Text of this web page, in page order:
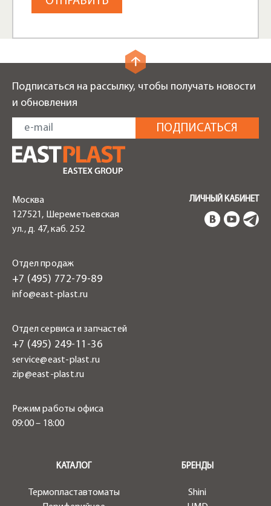
Подписаться на рассылку, чтобы получать новости
и обновления
Москва
127521, Шереметьевская
ул., д. 47, каб. 252
Отдел продаж
+7 (495) 772-79-89
info@east-plast.ru
Отдел сервиса и запчастей
+7 (495) 249-11-36
service@east-plast.ru
zip@east-plast.ru
Режим работы офиса
09:00 – 18:00
ЛИЧНЫЙ КАБИНЕТ
КАТАЛОГ
Термопластавтоматы
БРЕНДЫ
Shini